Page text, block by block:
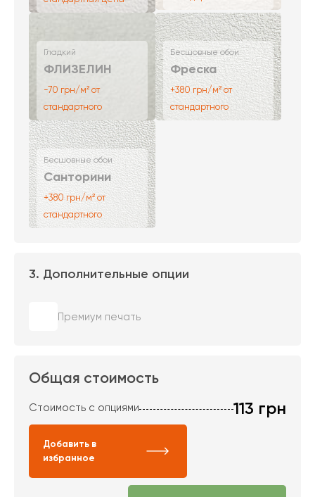
Гладкий
ФЛИЗЕЛИН
-70 грн/м² от
стандартного
Бесшовные обои
Фреска
+380 грн/м² от
стандартного
Бесшовные обои
Санторини
+380 грн/м² от
стандартного
3. Дополнительные опции
Премиум печать
Общая стоимость
Стоимость с опциями 113 грн
Добавить в
избранное